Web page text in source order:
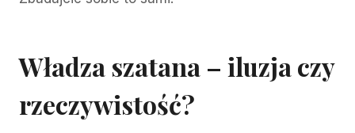
Władza szatana – iluzja czy
rzeczywistość?